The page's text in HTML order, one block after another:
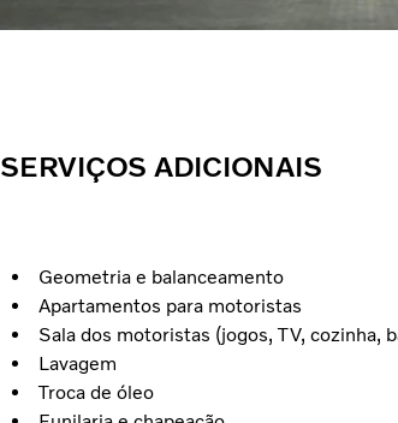
SERVIÇOS ADICIONAIS
Geometria e balanceamento
Apartamentos para motoristas
Sala dos motoristas (jogos, TV, cozinha,
Lavagem
Troca de óleo